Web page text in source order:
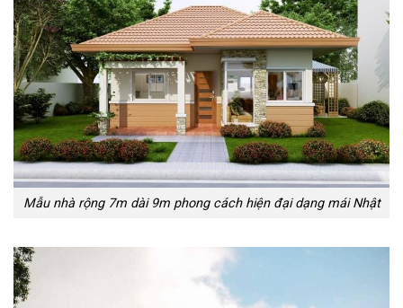
Mẫu nhà rộng 7m dài 9m phong cách hiện đại dạng mái Nhật